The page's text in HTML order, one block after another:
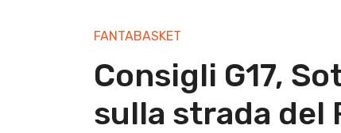
FANTABASKET
Consigli G17,
sulla strada del